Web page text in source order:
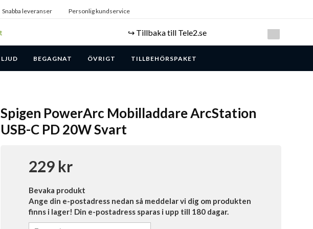
Snabba leveranser Personlig kundservice
↪️ Tillbaka till Tele2.se
LJUD BEGAGNAT ÖVRIGT TILLBEHÖRSPAKET
Spigen PowerArc Mobilladdare ArcStation
USB-C PD 20W Svart
229 kr
Bevaka produkt
Ange din e-postadress nedan så meddelar vi dig om produkten
finns i lager! Din e-postadress sparas i upp till 180 dagar.